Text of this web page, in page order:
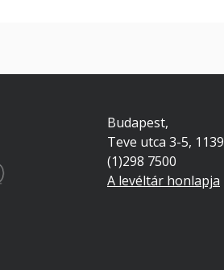
Budapest,
Teve utca 3-5, 1139
(1)298 7500
A levéltár honlapja